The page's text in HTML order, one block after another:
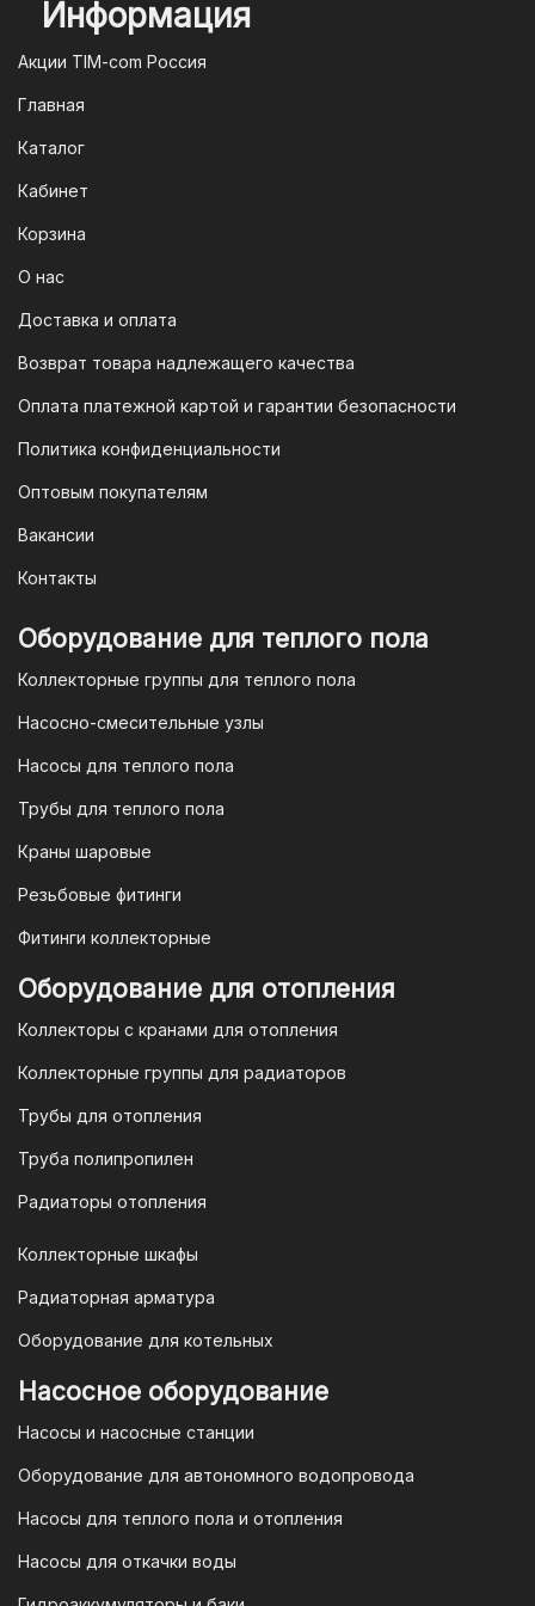
2. Оплата через систему быстрых
платежей (СПБ)
Мы следим за современными
систему быстрых платежей (СПБ).
предоставлен QR-код. Просто
доступен для большинства российских
3. Оплата по QR-коду
— это QR-код. После оформления
заказа мы предоставим вам
уникальный QR-код, который можно
приложении вашего банка. Это быстро,
удобно и безопасно.
юридических лиц
Для наших корпоративных клиентов
мы предлагаем безналичную оплату по
выставим вам счет, который можно
оплатить в течение 3 рабочих дней.
организаций и ИП необходимо
связаться с оптовым отделом
электронную почту
opt@mail.ru
Гарантия и условия гарантии
магазине "TIM-com Россия" Вы можете
быть уверены в том, что мы действуем
в рамках действующего
Законодательства Российской
Федерации и Ваши права, как
Информация
Акции TIM-com Россия
Главная
Каталог
Кабинет
Корзина
О нас
Доставка и оплата
Возврат товара надлежащего качества
Оплата платежной картой и гарантии безопасности
Политика конфиденциальности
Оптовым покупателям
Вакансии
Контакты
Оборудование для теплого пола
Коллекторные группы для теплого пола
Насосно-смесительные узлы
Насосы для теплого пола
Трубы для теплого пола
Краны шаровые
Резьбовые фитинги
Фитинги коллекторные
Оборудование для отопления
Коллекторы с кранами для отопления
Коллекторные группы для радиаторов
Трубы для отопления
Труба полипропилен
Радиаторы отопления
Коллекторные шкафы
Радиаторная арматура
Оборудование для котельных
Насосное оборудование
Насосы и насосные станции
Оборудование для автономного водопровода
Насосы для теплого пола и отопления
Насосы для откачки воды